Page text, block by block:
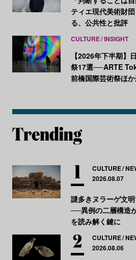
ティエ現代美術財
る、公共性と批評
CULTURE INSIGHT
【2026年下半期】
祭17選──ARTE
前橋国際芸術祭ほ
CULTURE
2026.08.07
謎多きヌラーゲ文
──異例の二層構造
を読み解く鍵に
CULTURE
2026.08.06